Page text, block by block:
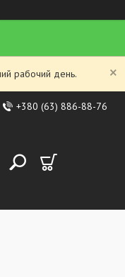
рабочий день.
+380 (63) 886-88-76